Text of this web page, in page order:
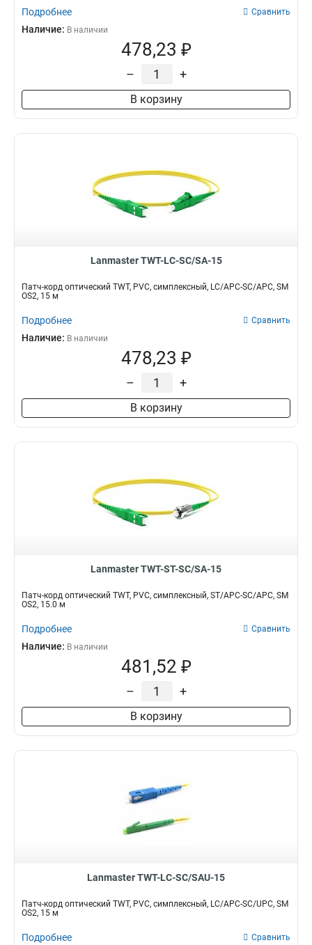
Подробнее Сравнить
Наличие: В наличии
478,23 ₽
– +
В корзину
Lanmaster TWT-LC-SC/SA-15
Патч-корд оптический TWT, PVC, симплексный, LC/APC-SC/APC, SM
OS2, 15 м
Подробнее Сравнить
Наличие: В наличии
478,23 ₽
– +
В корзину
Lanmaster TWT-ST-SC/SA-15
Патч-корд оптический TWT, PVC, симплексный, ST/APC-SC/APC, SM
OS2, 15.0 м
Подробнее Сравнить
Наличие: В наличии
481,52 ₽
– +
В корзину
Lanmaster TWT-LC-SC/SAU-15
Патч-корд оптический TWT, PVC, симплексный, LC/APC-SC/UPC, SM
OS2, 15 м
Подробнее Сравнить